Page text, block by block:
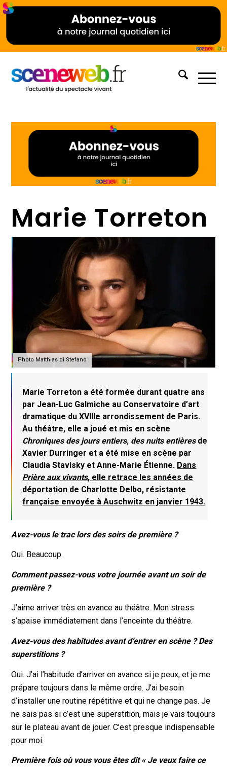
Marie Torreton
Photo Matthias di Stefano
Marie Torreton a été formée durant quatre ans
par Jean-Luc Galmiche au Conservatoire d’art
dramatique du XVIIIe arrondissement de Paris.
Au théâtre, elle a joué et mis en scène
Chroniques des jours entiers, des nuits entièresde
Xavier Durringer et a été mise en scène par
Claudia Stavisky et Anne-Marie Étienne. Dans
Prière aux vivants, elle retrace les années de
déportation de Charlotte Delbo, résistante
française envoyée à Auschwitz en janvier 1943.
Avez-vous le trac lors des soirs de première ?
Oui. Beaucoup.
Comment passez-vous votre journée avant un soir de
première ?
J’aime arriver très en avance au théâtre. Mon stress
s’apaise immédiatement dans l’enceinte du théâtre.
Avez-vous des habitudes avant d’entrer en scène ? Des
superstitions ?
Oui. J’ai l’habitude d’arriver en avance si je peux, et je me
prépare toujours dans le même ordre. J’ai besoin
d’installer une routine répétitive et qui ne change pas. Je
ne sais pas si c’est une superstition, mais je vais toujours
sur le plateau avant de jouer. C’est presque indispensable
pour moi.
Première fois où vous vous êtes dit « Je veux faire ce